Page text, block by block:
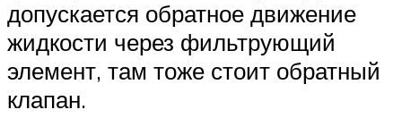
допускается обратное движение
жидкости через фильтрующий
элемент, там тоже стоит обратный
клапан.